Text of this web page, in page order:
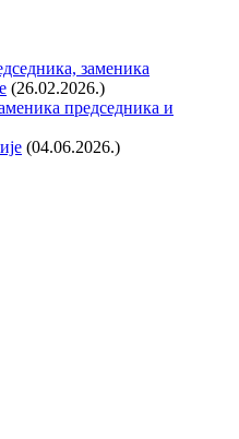
заменика
(26.02.2026.)
председника и
(04.06.2026.)